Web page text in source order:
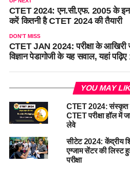
CTET 2024: एन.सी.एफ. 2005 के
करें कितनी है CTET 2024 की तैयारी
DON'T MISS
CTET JAN 2024: परीक्षा के
विज्ञान पेडागोजी के यह सवाल, यहां
YOU MAY
CTET 2024: संस्कृत
CTET परीक्षा हॉल में
लेवे
सीटेट 2024: केंद्रीय
एग्जाम सेंटर की लिस्ट
परीक्षा